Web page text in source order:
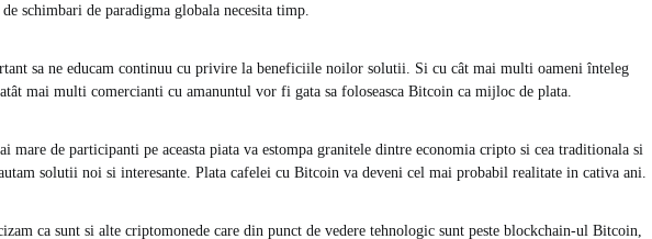
de schimbari de paradigma globala necesita timp.
sa ne educam continuu cu privire la beneficiile noilor solutii. Si cu cât mai multi oameni înteleg
mai multi comercianti cu amanuntul vor fi gata sa foloseasca Bitcoin ca mijloc de plata.
mare de participanti pe aceasta piata va estompa granitele dintre economia cripto si cea traditionala si
solutii noi si interesante. Plata cafelei cu Bitcoin va deveni cel mai probabil realitate in cativa ani.
ca sunt si alte criptomonede care din punct de vedere tehnologic sunt peste blockchain-ul Bitcoin,